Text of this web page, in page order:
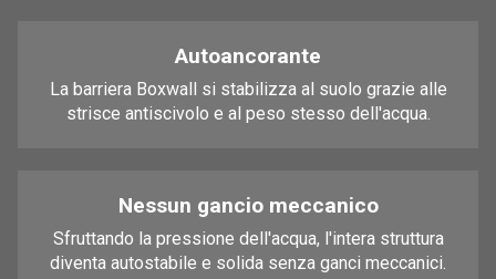
Autoancorante
La barriera Boxwall si stabilizza al suolo grazie alle
strisce antiscivolo e al peso stesso dell'acqua.
Nessun gancio meccanico
Sfruttando la pressione dell'acqua, l'intera struttura
diventa autostabile e solida senza ganci meccanici.